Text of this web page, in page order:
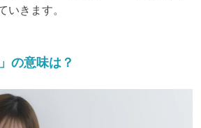
きます。
の意味は？